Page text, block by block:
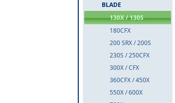
BLADE
130X / 130S
180CFX
200 SRX / 200S
230S / 250CFX
300X / CFX
360CFX / 450X
550X / 600X